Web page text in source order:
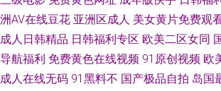
洲AV在线豆花 亚洲区成人 美女黄片免费观
成人日韩精品 日韩福利专区 欧美二区女同
导航福利 免费黄色在线视频 91原创视频 欧
成人在线无码 91黑料不 国产极品自拍 岛国